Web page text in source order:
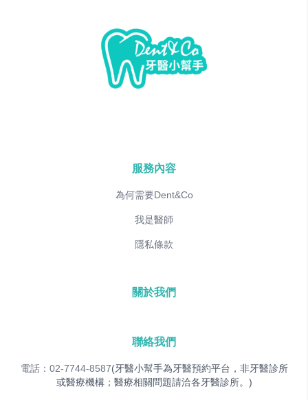
服務內容
為何需要Dent&Co
我是醫師
隱私條款
關於我們
聯絡我們
電話：02-7744-8587(牙醫小幫手為牙醫預約平台，非牙醫診所
或醫療機構；醫療相關問題請洽各牙醫診所。)